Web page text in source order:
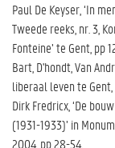
Paul De Keyser, ‘In
Tweede reeks, nr. 3,
Fonteine’ te Gent, pp
Bart, D'hondt, Van
liberaal leven te
Dirk Fredricx, ‘De
(1931-1933)’ in
2004, pp 28-54.